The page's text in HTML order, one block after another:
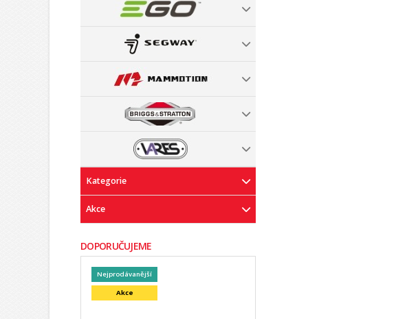
Kategorie
Akce
DOPORUČUJEME
Nejprodávanější
Akce